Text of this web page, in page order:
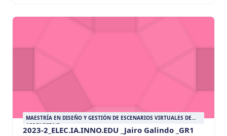
MAESTRÍA EN DISEÑO Y GESTIÓN DE ESCENARIOS VIRTUALES DE
APRENDIZAJE
2023-2_ELEC.IA.INNO.EDU _Jairo Galindo _GR1